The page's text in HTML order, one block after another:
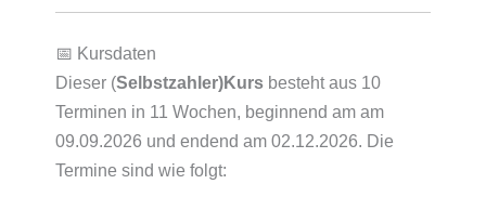
📅 Kursdaten
Dieser (Selbstzahler)Kurs besteht aus 10
Terminen in 11 Wochen, beginnend am am
09.09.2026 und endend am 02.12.2026. Die
Termine sind wie folgt: